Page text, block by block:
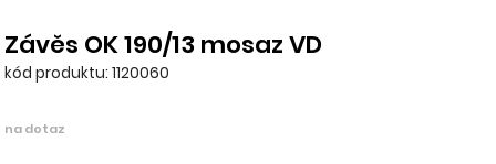
Závěs OK 190/13 mosaz VD
kód produktu: 1120060
na dotaz